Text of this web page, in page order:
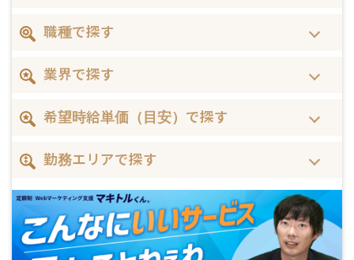
職種で探す
業界で探す
希望時給単価（目安）で探す
勤務エリアで探す